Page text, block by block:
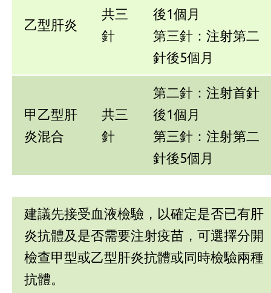
乙型肝炎
共三
針
後1個月
第三針：注射第二
針後5個月
甲乙型肝
炎混合
共三
針
第二針：注射首針
後1個月
第三針：注射第二
針後5個月
建議先接受血液檢驗，以確定是否已有肝
炎抗體及是否需要注射疫苗，可選擇分開
檢查甲型或乙型肝炎抗體或同時檢驗兩種
抗體。